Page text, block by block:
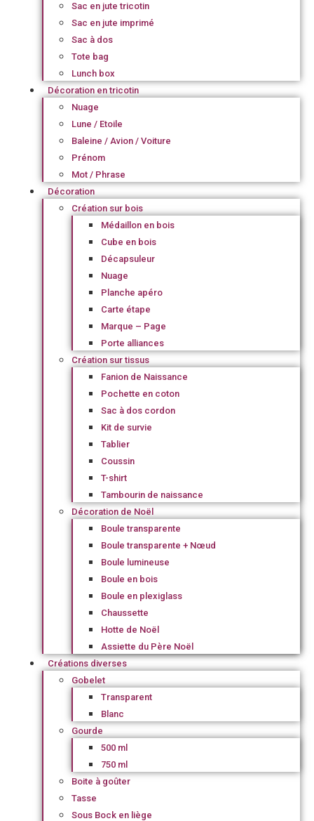
Sac en jute tricotin
Sac en jute imprimé
Sac à dos
Tote bag
Lunch box
Décoration en tricotin
Nuage
Lune / Etoile
Baleine / Avion / Voiture
Prénom
Mot / Phrase
Décoration
Création sur bois
Médaillon en bois
Cube en bois
Décapsuleur
Nuage
Planche apéro
Carte étape
Marque – Page
Porte alliances
Création sur tissus
Fanion de Naissance
Pochette en coton
Sac à dos cordon
Kit de survie
Tablier
Coussin
T-shirt
Tambourin de naissance
Décoration de Noël
Boule transparente
Boule transparente + Nœud
Boule lumineuse
Boule en bois
Boule en plexiglass
Chaussette
Hotte de Noël
Assiette du Père Noël
Créations diverses
Gobelet
Transparent
Blanc
Gourde
500 ml
750 ml
Boite à goûter
Tasse
Sous Bock en liège